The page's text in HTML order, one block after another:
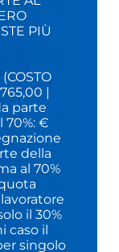
PIÙ
|
parte
70%: €
della
al 70%
il 30%
caso il
singolo